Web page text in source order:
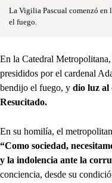
La Vigilia Pascual comenzó en
el fuego.
En la Catedral
presididos por el cardenal
bendijo el fuego, y dio luz al
Resucitado.
En su homilía, el
“Como sociedad,
y la indolencia ante la
conciencia, desde su